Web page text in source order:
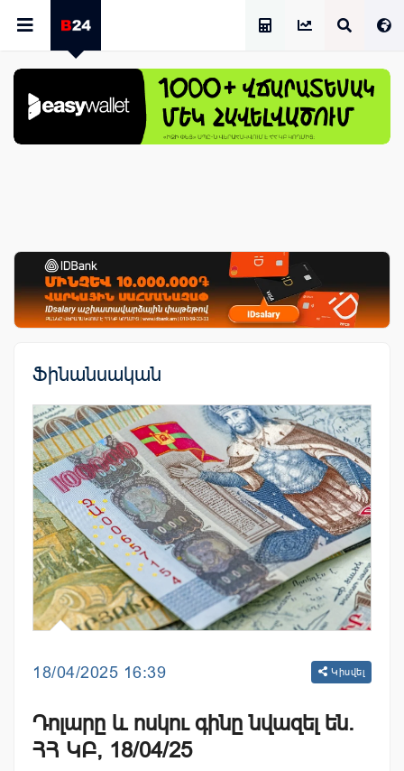
Ֆինանսական
18/04/2025 16:39 Կիսվել
Դոլարը և ոսկու գինը նվազել են.
ՀՀ ԿԲ, 18/04/25